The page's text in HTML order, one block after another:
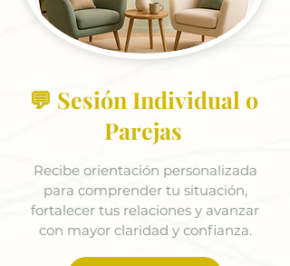
💬 Sesión Individual o
Parejas
Recibe orientación personalizada
para comprender tu situación,
fortalecer tus relaciones y avanzar
con mayor claridad y confianza.